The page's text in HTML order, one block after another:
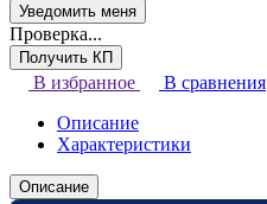
Проверка...
В избранное
В сравнения
Описание
Характеристики
Описание